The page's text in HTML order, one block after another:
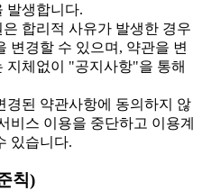
발생합니다.
합리적 사유가 발생한 경우
변경할 수 있으며, 약관을 변
지체없이 "공지사항"을 통해
된 약관사항에 동의하지 않
비스 이용을 중단하고 이용계
있습니다.
칙)